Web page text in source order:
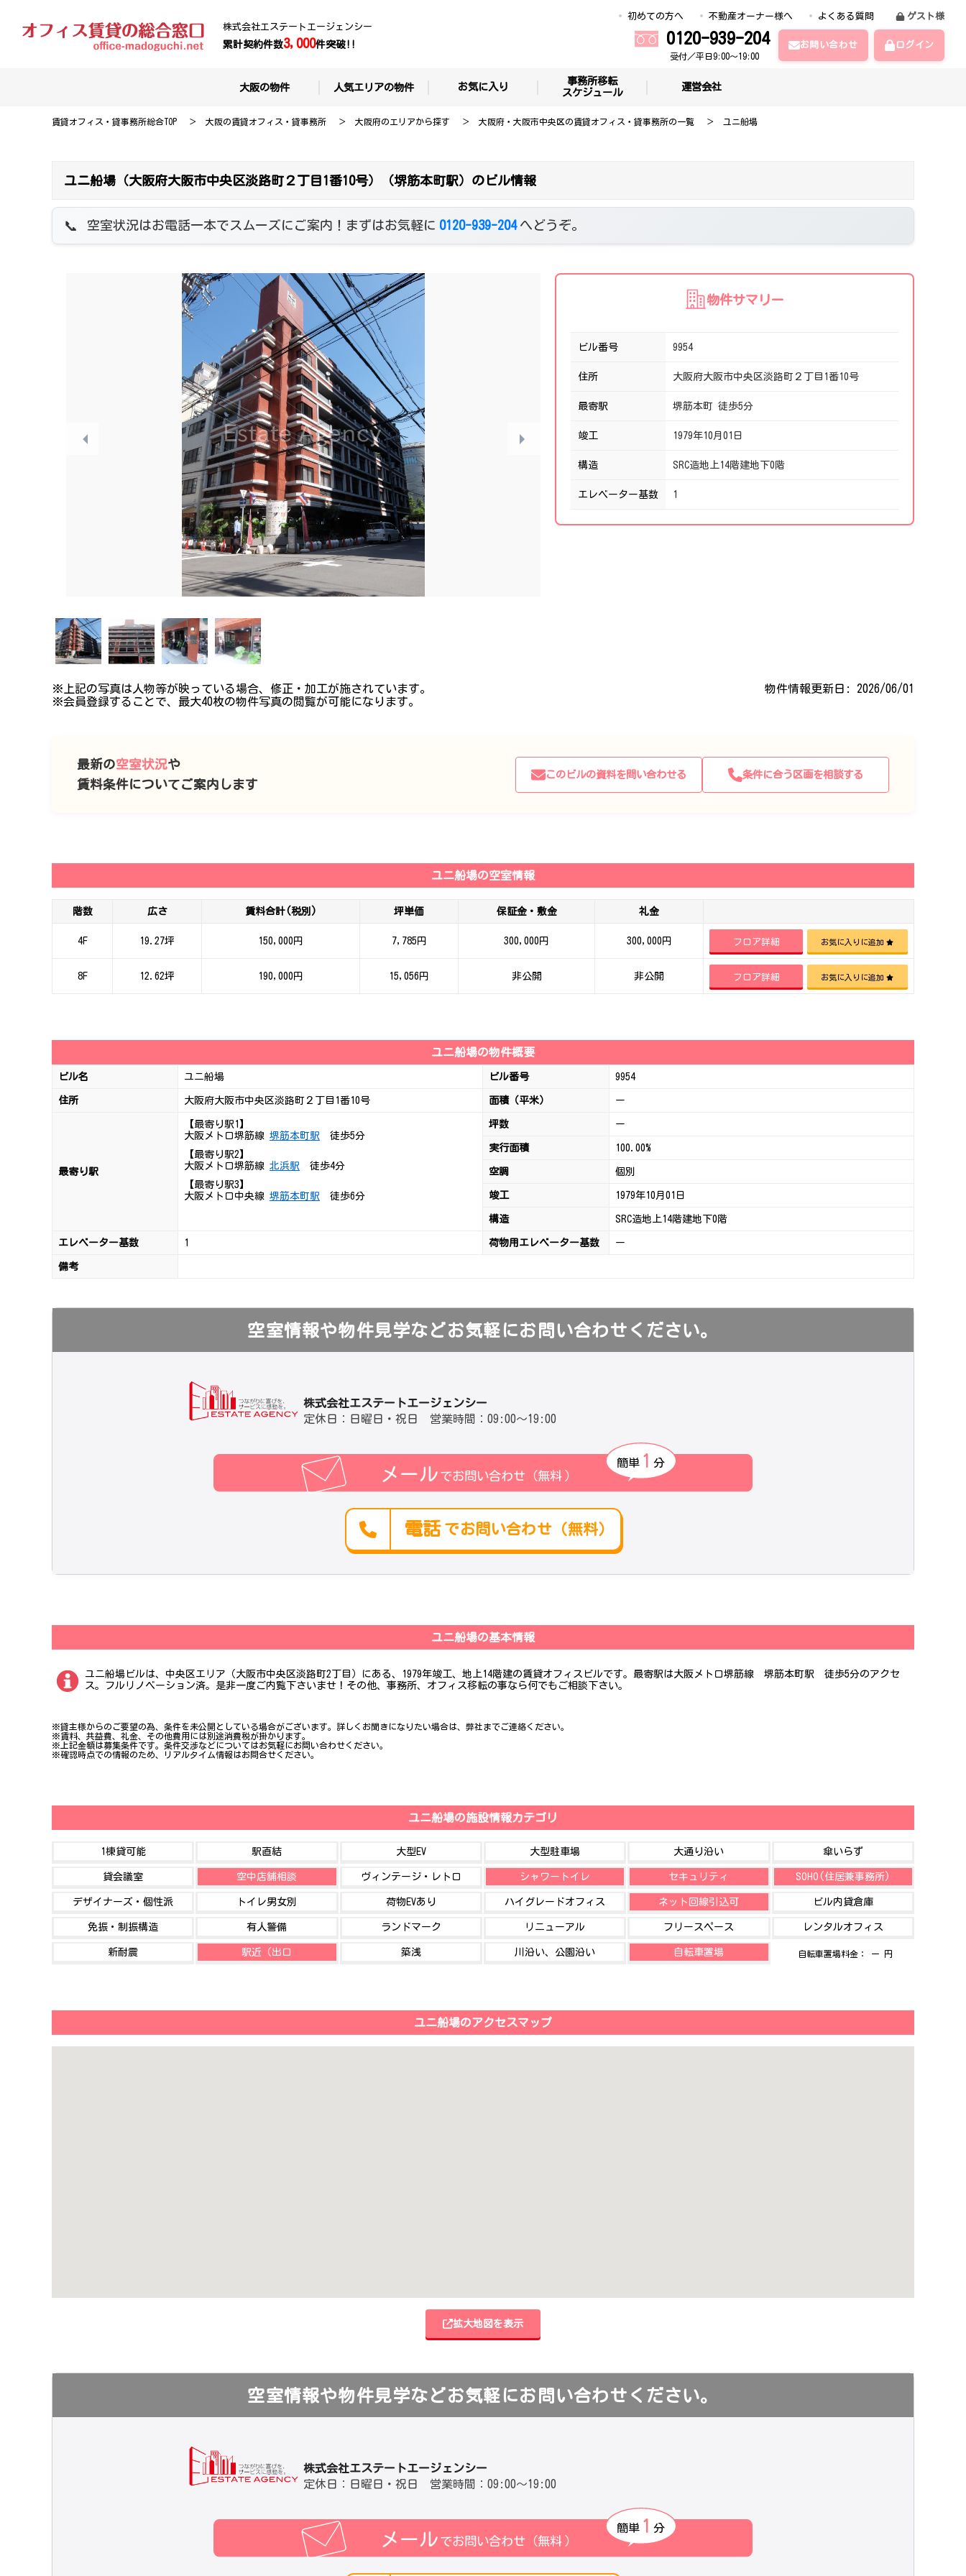
株式会社エステートエージェンシー
累計契約件数3,000件突破!!
初めての方へ 不動産オーナー様へ よくある質問 ゲスト様
0120-939-204
受付／平日9:00～19:00
お問い合わせ ログイン
大阪の物件 人気エリアの物件 お気に入り
事務所移転
スケジュール
運営会社
賃貸オフィス・貸事務所総合TOP 大阪の賃貸オフィス・貸事務所 大阪府のエリアから探す 大阪府・大阪市中央区の賃貸オフィス・貸事務所の一覧 ユニ船場
ユニ船場（大阪府大阪市中央区淡路町２丁目1番10号）（堺筋本町駅）のビル情報
空室状況はお電話一本でスムーズにご案内！まずはお気軽に 0120-939-204 へどうぞ。
物件サマリー
ビル番号 9954
住所 大阪府大阪市中央区淡路町２丁目1番10号
最寄駅 堺筋本町 徒歩5分
竣工 1979年10月01日
構造 SRC造地上14階建地下0階
エレベーター基数 1
※上記の写真は人物等が映っている場合、修正・加工が施されています。
※会員登録することで、最大40枚の物件写真の閲覧が可能になります。
物件情報更新日: 2026/06/01
最新の空室状況や
賃料条件についてご案内します
このビルの資料を問い合わせる 条件に合う区画を相談する
ユニ船場の空室情報
階数 広さ 賃料合計(税別) 坪単価 保証金・敷金 礼金
4F 19.27坪 150,000円 7,785円 300,000円 300,000円 フロア詳細 お気に入りに追加
8F 12.62坪 190,000円 15,056円 非公開 非公開 フロア詳細 お気に入りに追加
ユニ船場の物件概要
ビル名 ユニ船場 ビル番号 9954
住所 大阪府大阪市中央区淡路町２丁目1番10号 面積（平米） ー
最寄り駅
【最寄り駅1】
大阪メトロ堺筋線 堺筋本町駅 徒歩5分
【最寄り駅2】
大阪メトロ堺筋線 北浜駅 徒歩4分
【最寄り駅3】
大阪メトロ中央線 堺筋本町駅 徒歩6分
坪数 ー
実行面積 100.00%
空調 個別
竣工 1979年10月01日
構造 SRC造地上14階建地下0階
エレベーター基数 1 荷物用エレベーター基数 ー
備考
空室情報や物件見学などお気軽にお問い合わせください。
株式会社エステートエージェンシー
定休日：日曜日・祝日 営業時間：09:00～19:00
でお問い合わせ（無料 ）
メール
簡単 分
1
電話 でお問い合わせ（無料）
ユニ船場の基本情報
ユニ船場ビルは、中央区エリア（大阪市中央区淡路町2丁目）にある、1979年竣工、地上14階建の賃貸オフィスビルです。最寄駅は大阪メトロ堺筋線 堺筋本町駅 徒歩5分のアクセ
ス。フルリノベーション済。是非一度ご内覧下さいませ！その他、事務所、オフィス移転の事なら何でもご相談下さい。
※貸主様からのご要望の為、条件を未公開としている場合がございます。詳しくお聞きになりたい場合は、弊社までご連絡ください。
※賃料、共益費、礼金、その他費用には別途消費税が掛かります。
※上記金額は募集条件です。条件交渉などについてはお気軽にお問い合わせください。
※確認時点での情報のため、リアルタイム情報はお問合せください。
ユニ船場の施設情報カテゴリ
1棟貸可能 駅直結 大型EV 大型駐車場 大通り沿い 傘いらず
貸会議室 空中店舗相談 ヴィンテージ・レトロ シャワートイレ セキュリティ SOHO(住居兼事務所)
デザイナーズ・個性派 トイレ男女別 荷物EVあり ハイグレードオフィス ネット回線引込可 ビル内貸倉庫
免振・制振構造 有人警備 ランドマーク リニューアル フリースペース レンタルオフィス
新耐震 駅近（出口 築浅 川沿い、公園沿い 自転車置場 自転車置場料金： ー 円
ユニ船場のアクセスマップ
拡大地図を表示
空室情報や物件見学などお気軽にお問い合わせください。
株式会社エステートエージェンシー
定休日：日曜日・祝日 営業時間：09:00～19:00
でお問い合わせ（無料 ）
メール
簡単 分
1